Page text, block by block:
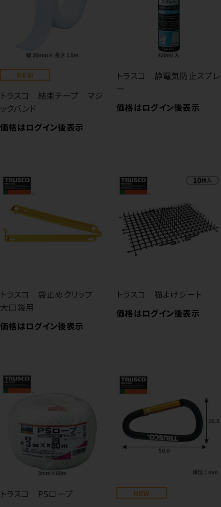
NEW
トラスコ 結束テープ マジ
ックバンド
価格はログイン後表示
トラスコ 静電気防止スプレ
ー
価格はログイン後表示
トラスコ 袋止めクリップ
大口袋用
価格はログイン後表示
トラスコ 猫よけシート
価格はログイン後表示
トラスコ PSロープ
NEW